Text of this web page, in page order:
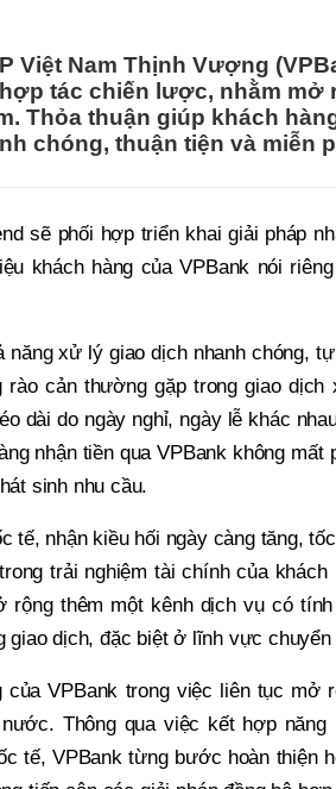
Việt Nam Thịnh Vượng
tác chiến lược, nhằm mở
Thỏa thuận giúp khách
chóng, thuận tiện và miễn
sẽ phối hợp triển khai giải pháp
khách hàng của VPBank nói
xử lý giao dịch nhanh chóng,
cản thường gặp trong giao dịch
dài do ngày nghỉ, ngày lễ khác
nhận tiền qua VPBank không mất
sinh nhu cầu.
tế, nhận kiều hối ngày càng tăng,
trải nghiệm tài chính của khách
rộng thêm một kênh dịch vụ có
giao dịch, đặc biệt ở lĩnh vực chuyển
VPBank trong việc liên tục mở
Thông qua việc kết hợp năng
tế, VPBank từng bước hoàn thiện